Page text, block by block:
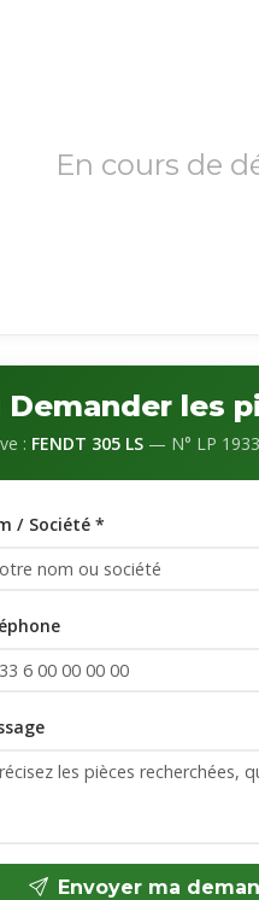
En cours de
Demander les
: FENDT 305 LS — N° LP 1933
/ Société *
Envoyer ma